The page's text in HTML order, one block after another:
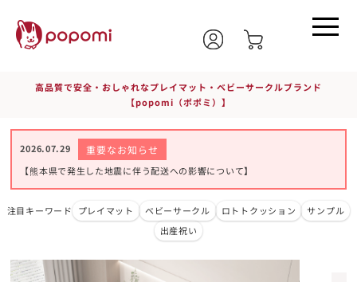
高品質で安全・おしゃれなプレイマット・ベビーサークルブランド
【popomi（ポポミ）】
2026.07.29 重要なお知らせ
【熊本県で発生した地震に伴う配送への影響について】
注目キーワード プレイマット ベビーサークル ロトトクッション
サンプル
出産祝い